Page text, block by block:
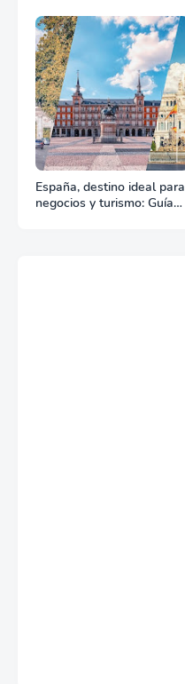
equipos define el éxito de
tu celebración
España, destino ideal para
negocios y turismo: Guía